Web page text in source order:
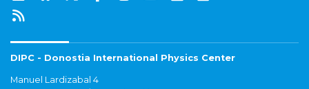
DIPC - Donostia International Physics Center
Manuel Lardizabal 4